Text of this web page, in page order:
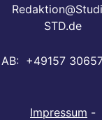
STD.de
AB: +49157
Impressum -